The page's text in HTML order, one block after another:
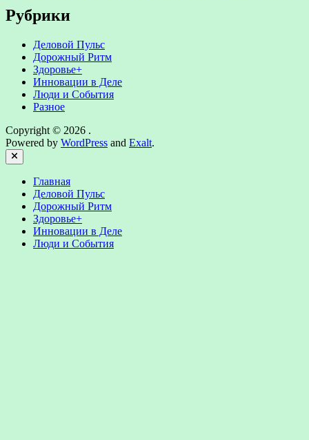
Рубрики
Деловой Пульс
Дорожный Ритм
Здоровье+
Инновации в Деле
Люди и События
Разное
Copyright © 2026 .
Powered by WordPress and Exalt.
Close
Главная
Деловой Пульс
Дорожный Ритм
Здоровье+
Инновации в Деле
Люди и События